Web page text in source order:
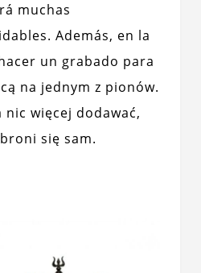
muchas
Además, en la
un grabado para
na jednym z pionów.
nic więcej dodawać,
się sam.